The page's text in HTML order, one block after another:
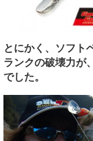
とにかく、ソフト
ランクの破壊力が
でした。